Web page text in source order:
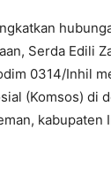
Serda Edili
0314/Inhil
(Komsos) di
kabupaten